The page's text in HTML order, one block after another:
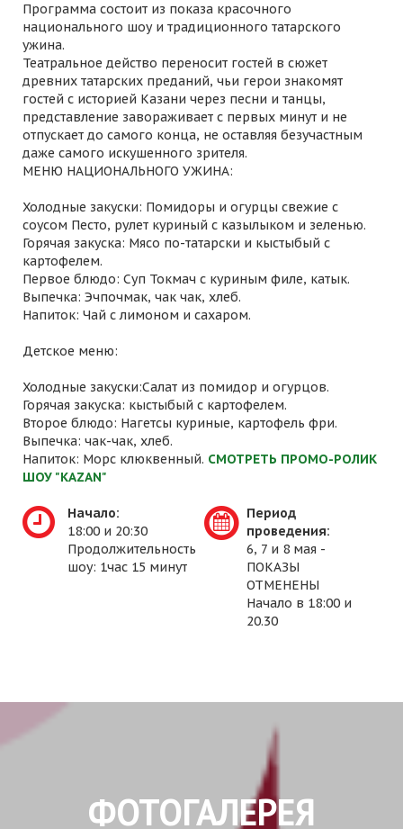
Программа состоит из показа красочного
национального шоу и традиционного татарского
ужина.
Театральное действо переносит гостей в сюжет
древних татарских преданий, чьи герои знакомят
гостей с историей Казани через песни и танцы,
представление завораживает с первых минут и не
отпускает до самого конца, не оставляя безучастным
даже самого искушенного зрителя.
МЕНЮ НАЦИОНАЛЬНОГО УЖИНА:
Холодные закуски: Помидоры и огурцы свежие с
соусом Песто, рулет куриный с казылыком и зеленью.
Горячая закуска: Мясо по-татарски и кыстыбый с
картофелем.
Первое блюдо: Суп Токмач с куриным филе, катык.
Выпечка: Эчпочмак, чак чак, хлеб.
Напиток: Чай с лимоном и сахаром.
Детское меню:
Холодные закуски:Салат из помидор и огурцов.
Горячая закуска: кыстыбый с картофелем.
Второе блюдо: Нагетсы куриные, картофель фри.
Выпечка: чак-чак, хлеб.
Напиток: Морс клюквенный. СМОТРЕТЬ ПРОМО-РОЛИК
ШОУ "KAZAN"
Начало:
18:00 и 20:30
Продолжительность
шоу: 1час 15 минут
Период
проведения:
6, 7 и 8 мая -
ПОКАЗЫ
ОТМЕНЕНЫ
Начало в 18:00 и
20.30
ФОТОГАЛЕРЕЯ